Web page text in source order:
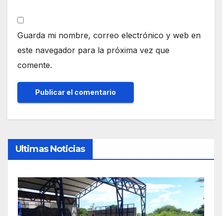
Guarda mi nombre, correo electrónico y web en
este navegador para la próxima vez que
comente.
Ultimas Noticias